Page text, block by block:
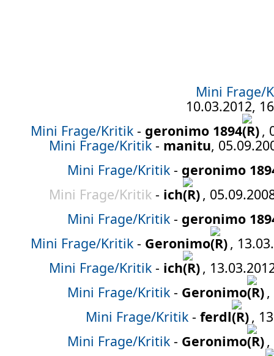
Mini Frage/
10.03.2012,
Mini Frage/Kritik - geronimo 1894
,
Mini Frage/Kritik - manitu,
Mini Frage/Kritik - geronimo
Mini Frage/Kritik - ich
,
Mini Frage/Kritik - geronimo
Mini Frage/Kritik - Geronimo
,
Mini Frage/Kritik - ich
,
Mini Frage/Kritik - Geronimo
,
Mini Frage/Kritik - ferdl
,
Mini Frage/Kritik - Geronimo
,